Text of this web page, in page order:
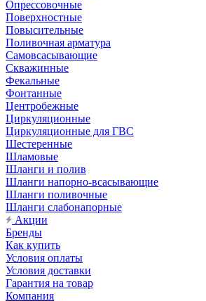
Опрессовочные
Поверхностные
Повысительные
Поливочная арматура
Самовсасывающие
Скважинные
Фекальные
Фонтанные
Центробежные
Циркуляционные
Циркуляционные для ГВС
Шестеренные
Шламовые
Шланги и полив
Шланги напорно-всасывающие
Шланги поливочные
Шланги слабонапорные
Акции
Бренды
Как купить
Условия оплаты
Условия доставки
Гарантия на товар
Компания